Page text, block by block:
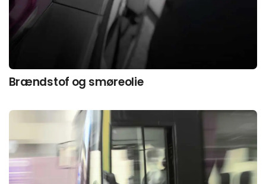
Brændstof og smøreolie